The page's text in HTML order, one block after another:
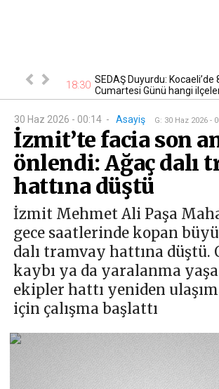
18:30 SEDAŞ Duyurdu: Kocaeli’de
Cumartesi Günü hangi
30 Haz 2026 - 00:14 - Asayiş G: 30 Haz 2026 -
İzmit’te facia son
önlendi: Ağaç dalı
hattına düştü
İzmit Mehmet Ali Paşa
gece saatlerinde kopan
dalı tramvay hattına düştü.
kaybı ya da yaralanma
ekipler hattı yeniden
için çalışma başlattı